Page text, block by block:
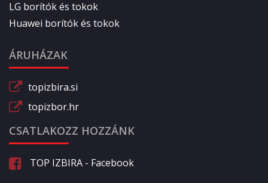
LG borítók és tokok
Huawei borítók és tokok
ÁRUHÁZAK
topizbira.si
topizbor.hr
CSATLAKOZZ HOZZÁNK
TOP IZBIRA - Facebook